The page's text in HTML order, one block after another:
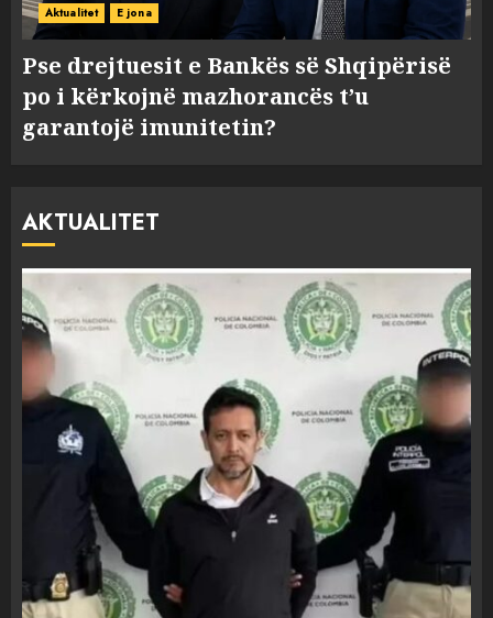
Aktualitet E jona
Pse drejtuesit e Bankës së Shqipërisë
po i kërkojnë mazhorancës t’u
garantojë imunitetin?
AKTUALITET